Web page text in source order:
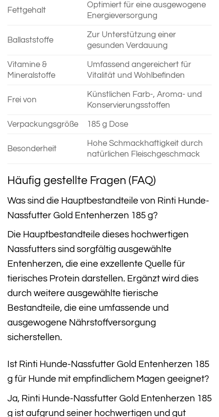
Fettgehalt
Optimiert für eine ausgewogene
Energieversorgung
Ballaststoffe
Zur Unterstützung einer
gesunden Verdauung
Vitamine &
Mineralstoffe
Umfassend angereichert für
Vitalität und Wohlbefinden
Frei von
Künstlichen Farb-, Aroma- und
Konservierungsstoffen
Verpackungsgröße 185 g Dose
Besonderheit
Hohe Schmackhaftigkeit durch
natürlichen Fleischgeschmack
Häufig gestellte Fragen (FAQ)
Was sind die Hauptbestandteile von Rinti Hunde-
Nassfutter Gold Entenherzen 185 g?
Die Hauptbestandteile dieses hochwertigen
Nassfutters sind sorgfältig ausgewählte
Entenherzen, die eine exzellente Quelle für
tierisches Protein darstellen. Ergänzt wird dies
durch weitere ausgewählte tierische
Bestandteile, die eine umfassende und
ausgewogene Nährstoffversorgung
sicherstellen.
Ist Rinti Hunde-Nassfutter Gold Entenherzen 185
g für Hunde mit empfindlichem Magen geeignet?
Ja, Rinti Hunde-Nassfutter Gold Entenherzen 185
g ist aufgrund seiner hochwertigen und gut